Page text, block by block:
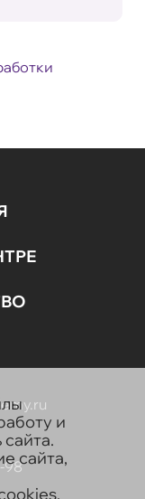
98
и
сайта,